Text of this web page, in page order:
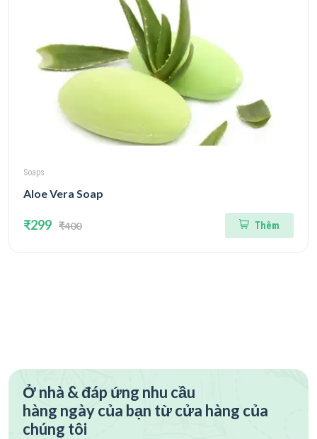
Soaps
Aloe Vera Soap
₹299 ₹400 Thêm
Ở nhà & đáp ứng nhu cầu
hàng ngày của bạn từ cửa hàng của
chúng tôi